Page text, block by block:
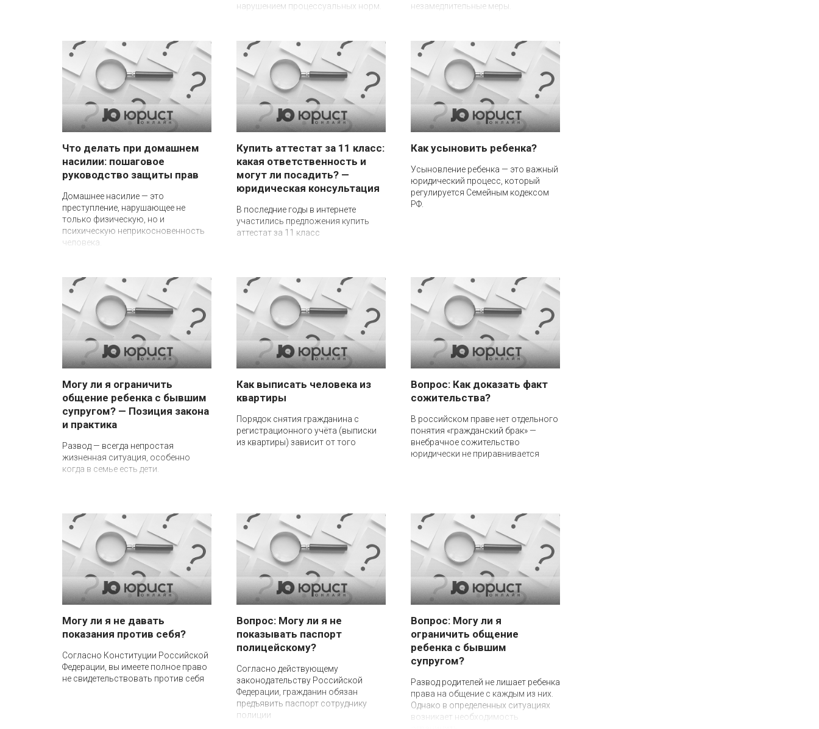
нарушением процессуальных норм.
незамедлительные меры.
Что делать при домашнем
насилии: пошаговое
руководство защиты прав
Домашнее насилие — это
преступление, нарушающее не
только физическую, но и
психическую неприкосновенность
человека.
Купить аттестат за 11 класс:
какая ответственность и
могут ли посадить? —
юридическая консультация
В последние годы в интернете
участились предложения купить
аттестат за 11 класс
Как усыновить ребенка?
Усыновление ребенка — это важный
юридический процесс, который
регулируется Семейным кодексом
РФ.
Могу ли я ограничить
общение ребенка с бывшим
супругом? — Позиция закона
и практика
Развод — всегда непростая
жизненная ситуация, особенно
когда в семье есть дети.
Как выписать человека из
квартиры
Порядок снятия гражданина с
регистрационного учёта (выписки
из квартиры) зависит от того
Вопрос: Как доказать факт
сожительства?
В российском праве нет отдельного
понятия «гражданский брак» —
внебрачное сожительство
юридически не приравнивается
Могу ли я не давать
показания против себя?
Согласно Конституции Российской
Федерации, вы имеете полное право
не свидетельствовать против себя
Вопрос: Могу ли я не
показывать паспорт
полицейскому?
Согласно действующему
законодательству Российской
Федерации, гражданин обязан
предъявить паспорт сотруднику
полиции
Вопрос: Могу ли я
ограничить общение
ребенка с бывшим
супругом?
Развод родителей не лишает ребенка
права на общение с каждым из них.
Однако в определенных ситуациях
возникает необходимость